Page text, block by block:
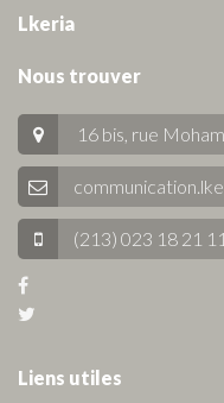
Lkeria
Nous trouver
16 bis, rue
(213) 023 18 21 11
Liens utiles